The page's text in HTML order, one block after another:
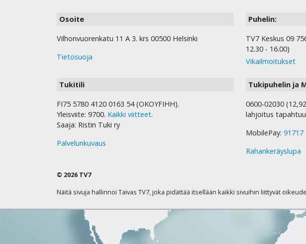
Osoite
Vilhonvuorenkatu 11 A 3. krs 00500 Helsinki
Tietosuoja
Puhelin:
TV7 Keskus 09
12.30 - 16.00)
Vikailmoitukset
Tukitili
FI75 5780 4120 0163 54 (OKOYFIHH).
Yleisviite: 9700. Kaikki viitteet.
Saaja: Ristin Tuki ry
Palvelunkuvaus
Tukipuhelin ja
0600-02030
lahjoitus
MobilePay: 91717
Rahankeräyslupa
© 2026 TV7
Näitä sivuja hallinnoi Taivas TV7, joka pidättää itsellään kaikki sivuihin liittyvät